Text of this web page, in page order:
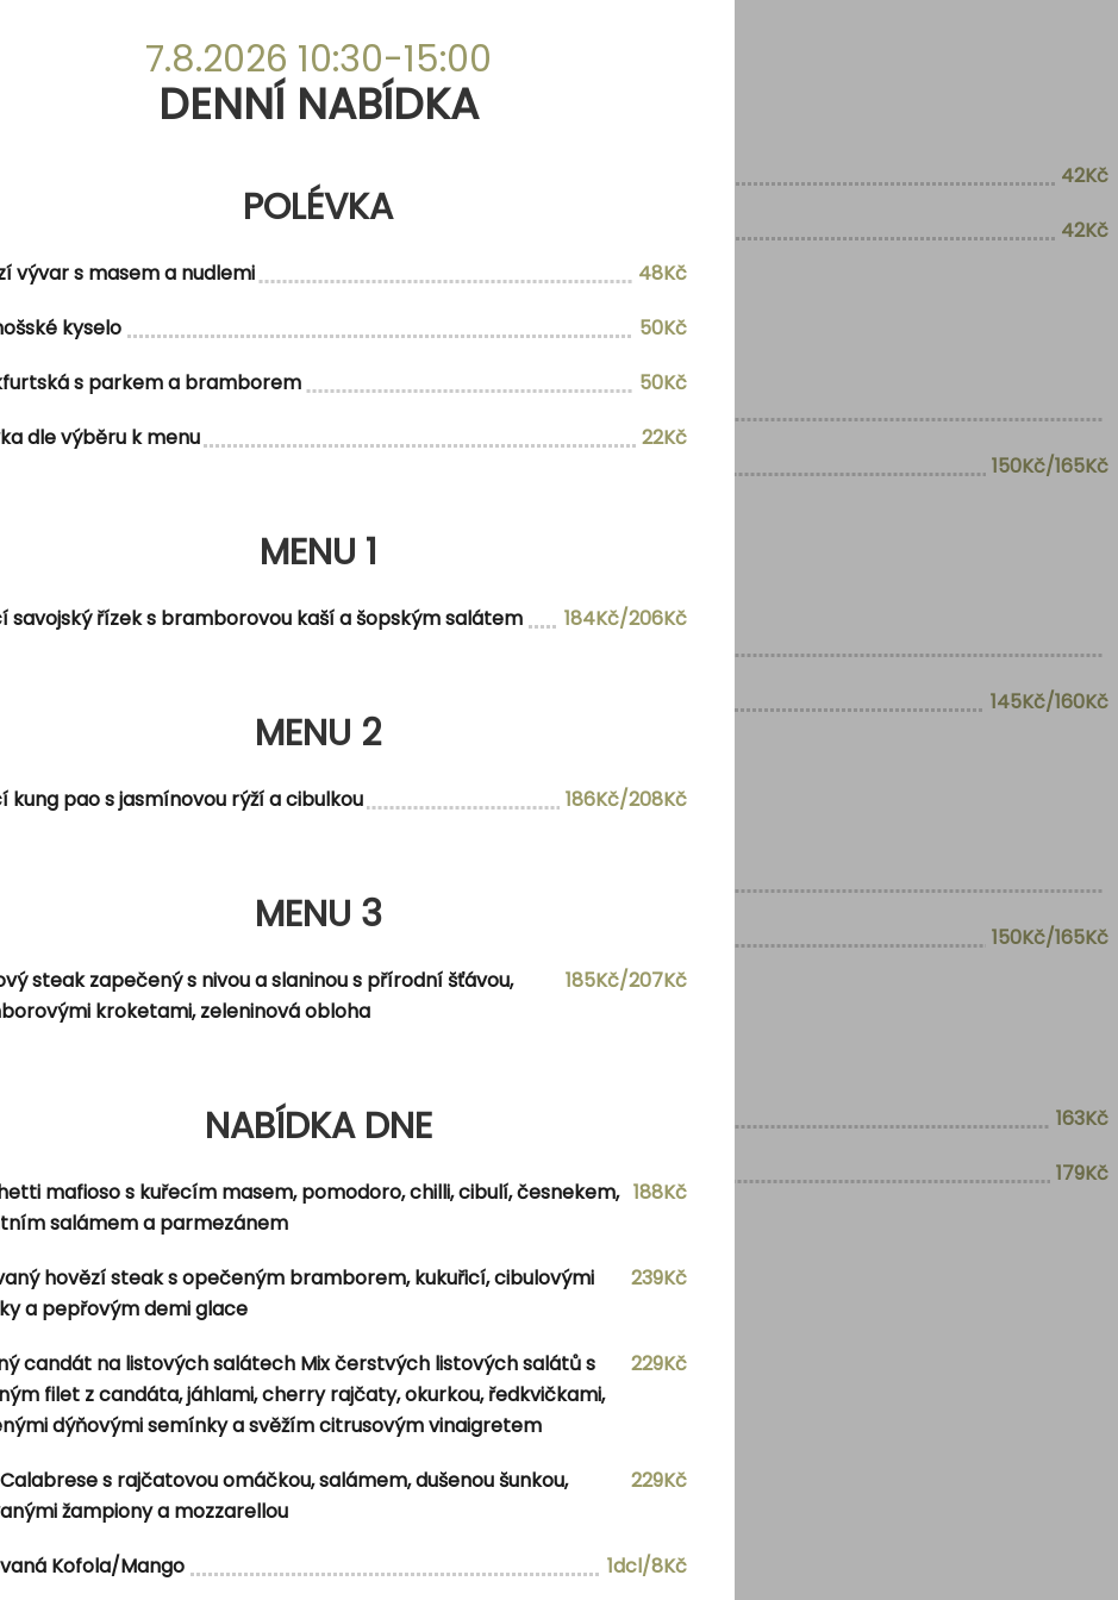
POLÉVKA
42Kč
42Kč
MENU 1
a cibulovou drobenkou
150Kč/165Kč
MENU 2
okem a kyselou okurkou
145Kč/160Kč
MENU 3
150Kč/165Kč
chilli, česnekem, smetanou a parmazánem
163Kč
smetanovým špenátem a citrónem
179Kč
7.8.2026 10:30-15:00
DENNÍ NABÍDKA
POLÉVKA
vývar s masem a nudlemi
48Kč
kyselo
50Kč
s parkem a bramborem
50Kč
dle výběru k menu
22Kč
MENU 1
savojský řízek s bramborovou kaší a šopským salátem 184Kč/206Kč
MENU 2
kung pao s jasmínovou rýží a cibulkou 186Kč/208Kč
MENU 3
steak zapečený s nivou a slaninou s přírodní šťávou,
kroketami, zeleninová obloha
185Kč/207Kč
NABÍDKA DNE
mafioso s kuřecím masem, pomodoro, chilli, cibulí, česnekem,
salámem a parmezánem
188Kč
hovězí steak s opečeným bramborem, kukuřicí, cibulovými
a pepřovým demi glace
239Kč
candát na listových salátech Mix čerstvých listových salátů s
filet z candáta, jáhlami, cherry rajčaty, okurkou, ředkvičkami,
dýňovými semínky a svěžím citrusovým vinaigretem
229Kč
Calabrese s rajčatovou omáčkou, salámem, dušenou šunkou,
žampiony a mozzarellou
229Kč
Kofola/Mango
1dcl/8Kč